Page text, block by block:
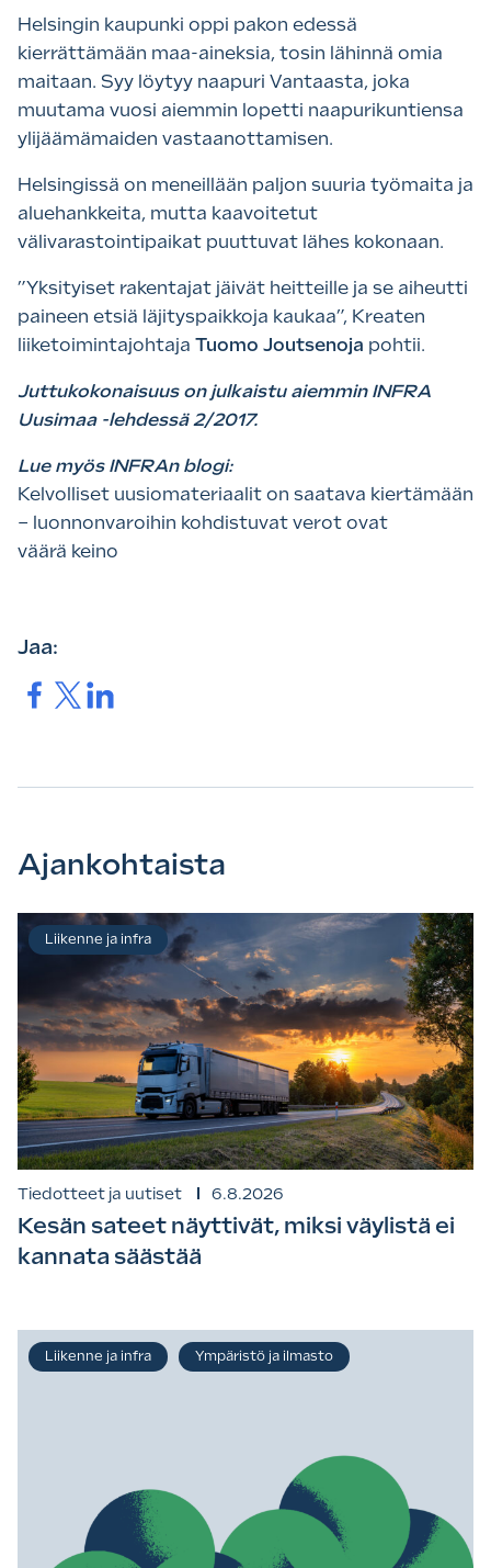
Helsingin kaupunki oppi pakon edessä
kierrättämään maa-aineksia, tosin lähinnä omia
maitaan. Syy löytyy naapuri Vantaasta, joka
muutama vuosi aiemmin lopetti naapurikuntiensa
ylijäämämaiden vastaanottamisen.
Helsingissä on meneillään paljon suuria työmaita ja
aluehankkeita, mutta kaavoitetut
välivarastointipaikat puuttuvat lähes kokonaan.
”Yksityiset rakentajat jäivät heitteille ja se aiheutti
paineen etsiä läjityspaikkoja kaukaa”, Kreaten
liiketoimintajohtaja Tuomo Joutsenoja pohtii.
Juttukokonaisuus on julkaistu aiemmin INFRA
Uusimaa -lehdessä 2/2017.
Lue myös INFRAn blogi:
Kelvolliset uusiomateriaalit on saatava kiertämään
– luonnonvaroihin kohdistuvat verot ovat
väärä keino
Jaa:
Jaa. Jaa.Jaa.
Ajankohtaista
Tiedotteet ja uutiset 6.8.2026
Kesän sateet näyttivät, miksi väylistä ei
kannata säästää
Liikenne ja infra
Liikenne ja infra Ympäristö ja ilmasto